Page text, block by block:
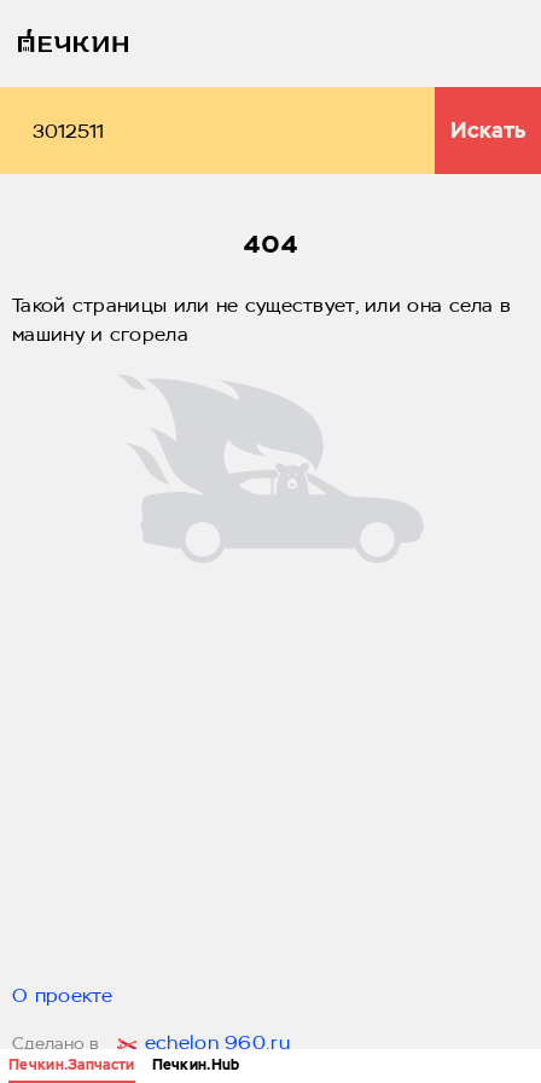
Печкин.Запчасти Печкин.Hub
Искать
404
Такой страницы или не существует, или она села в
машину и сгорела
О проекте
Сделано в echelon 960.ru